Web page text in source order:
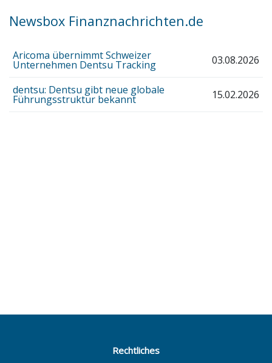
Newsbox Finanznachrichten.de
Aricoma übernimmt Schweizer
Unternehmen Dentsu Tracking 03.08.2026
dentsu: Dentsu gibt neue globale
Führungsstruktur bekannt 15.02.2026
Rechtliches